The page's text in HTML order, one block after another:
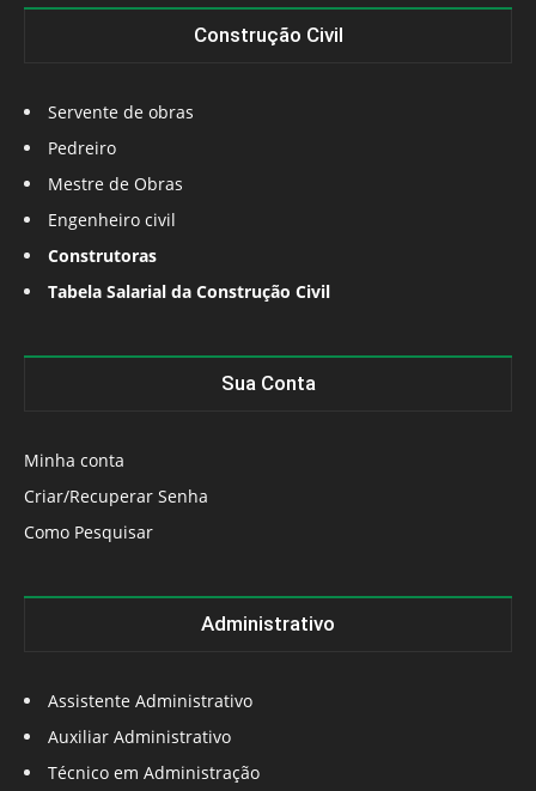
Construção Civil
Servente de obras
Pedreiro
Mestre de Obras
Engenheiro civil
Construtoras
Tabela Salarial da Construção Civil
Sua Conta
Minha conta
Criar/Recuperar Senha
Como Pesquisar
Administrativo
Assistente Administrativo
Auxiliar Administrativo
Técnico em Administração